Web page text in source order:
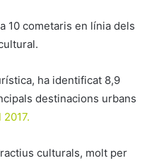
10 cometaris en línia dels
ha identificat 8,9
destinacions urbans
culturals, molt per